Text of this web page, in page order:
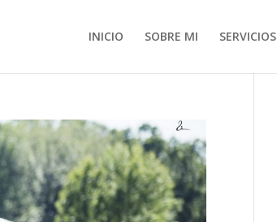
INICIO SOBRE MI SERVICIOS